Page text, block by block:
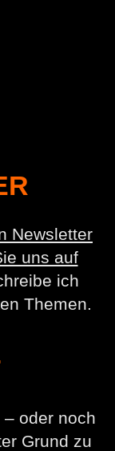
Newsletter
uns auf
ich
Themen.
oder noch
Grund zu